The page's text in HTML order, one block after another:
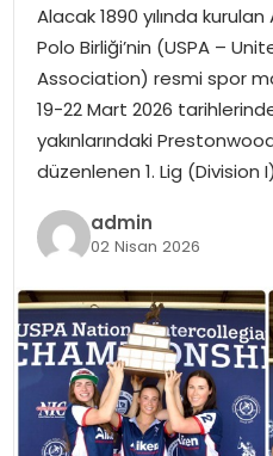
EĞITIM
OTOMOBIL
TEKNOLOJI
EKONOMI
Alacak 1890 yılında
Polo Birliği’nin (USPA –
Association) resmi spor
19-22 Mart 2026
yakınlarındaki
düzenlenen 1. Lig (Division
admin
02 Nisan 2026